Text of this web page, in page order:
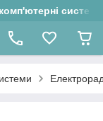
системи